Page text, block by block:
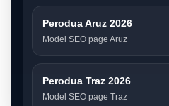
Perodua Aruz 2026
Model SEO page Aruz
Perodua Traz 2026
Model SEO page Traz